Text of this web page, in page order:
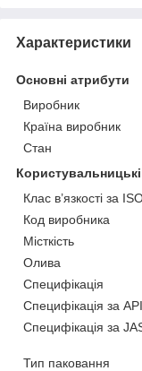
Характеристики
Основні атрибути
Виробник
Країна виробник
Стан
Клас в’язкості за
Код виробника
Місткість
Олива
Специфікація
Специфікація за API
Специфікація за
Тип паковання